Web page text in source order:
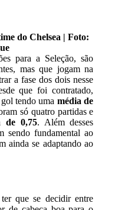
do Chelsea | Foto:
para a Seleção, são
mas que jogam na
a fase dos dois nesse
que foi contratado,
tendo uma média de
só quatro partidas e
de 0,75. Além desses
sendo fundamental ao
ainda se adaptando ao
que se decidir entre